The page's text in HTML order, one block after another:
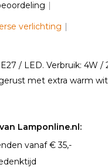
verlichting
/ LED. Verbruik: 4W
met extra warm
Lamponline.nl:
vanaf € 35,-